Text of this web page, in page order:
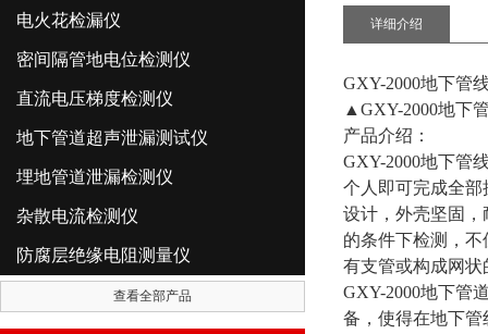
电火花检漏仪
密间隔管地电位检测仪
直流电压梯度检测仪
地下管道超声泄漏测试仪
埋地管道泄漏检测仪
杂散电流检测仪
防腐层绝缘电阻测量仪
查看全部产品
详细介绍
GXY-2000地下管
▲GXY-2000地下
产品介绍：
GXY-2000地下管
个人即可完成全部
设计，外壳坚固
的条件下检测，
有支管或构成网
GXY-2000地下管
备，使得在地下